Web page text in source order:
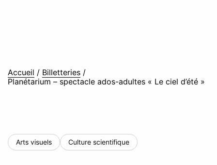
Accueil / Billetteries /
Planétarium – spectacle ados-adultes « Le ciel d’été »
Arts visuels Culture scientifique